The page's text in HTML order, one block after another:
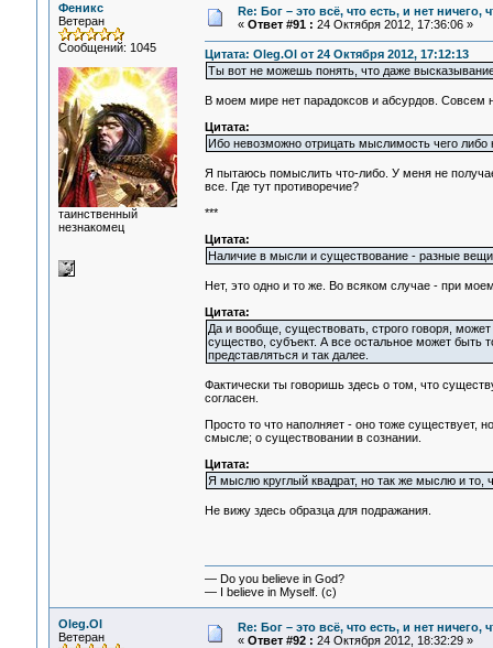
Феникс
Ветеран
Сообщений: 1045
таинственный
незнакомец
Re: Бог – это всё, что есть, и нет
« Ответ #91 : 24 Октября 2012, 17:36:06 »
Цитата: Oleg.Ol от 24 Октября 2012, 17:12:13
Ты вот не можешь понять, что даже
В моем мире нет парадоксов и абсурдов. Совсем
Цитата:
Ибо невозможно отрицать мыслимость чего
Я пытаюсь помыслить что-либо. У меня не
все. Где тут противоречие?
***
Цитата:
Наличие в мысли и существование - разные
Нет, это одно и то же. Во всяком случае - при
Цитата:
Да и вообще, существовать, строго говоря,
существо, субъект. А все остальное может быть
представляться и так далее.
Фактически ты говоришь здесь о том, что
согласен.
Просто то что наполняет - оно тоже
смысле; о существовании в сознании.
Цитата:
Я мыслю круглый квадрат, но так же мыслю и то,
Не вижу здесь образца для подражания.
— Do you believe in God?
— I believe in Myself. (c)
Oleg.Ol
Ветеран
Re: Бог – это всё, что есть, и нет
« Ответ #92 : 24 Октября 2012, 18:32:29 »